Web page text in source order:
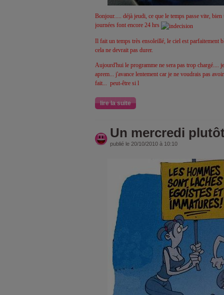
Bonjour..... déjà jeudi, ce que le temps passe vite,
journées font encore 24 hrs
Il fait un temps très ensoleillé, le ciel est parfaitement
cela ne devrait pas durer.
Aujourd'hui le programme ne sera pas trop chargé....
aprem... j'avance lentement car je ne voudrais pas
fait... peut-être si l
lire la suite
Un mercredi
publié le 20/10/2010 à 10:10